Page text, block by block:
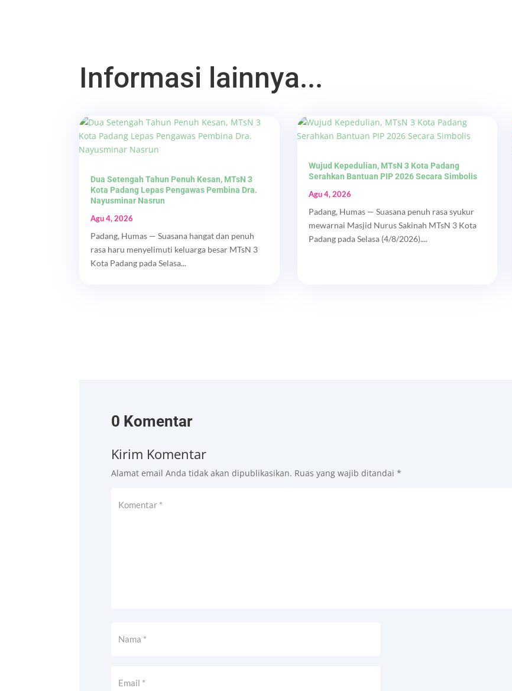
Informasi lainnya...
Dua Setengah Tahun Penuh Kesan, MTsN 3
Kota Padang Lepas Pengawas Pembina Dra.
Nayusminar Nasrun
Agu 4, 2026
Padang, Humas — Suasana hangat dan penuh
rasa haru menyelimuti keluarga besar MTsN 3
Kota Padang pada Selasa...
Wujud Kepedulian, MTsN 3 Kota Padang
Serahkan Bantuan PIP 2026 Secara Simbolis
Agu 4, 2026
Padang, Humas — Suasana penuh rasa syukur
mewarnai Masjid Nurus Sakinah MTsN 3 Kota
Padang pada Selasa (4/8/2026)....
0 Komentar
Kirim Komentar
Alamat email Anda tidak akan dipublikasikan. Ruas yang wajib ditandai*